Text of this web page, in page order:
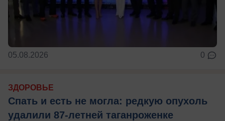
05.08.2026 0
ЗДОРОВЬЕ
Спать и есть не могла: редкую опухоль
удалили 87-летней таганроженке